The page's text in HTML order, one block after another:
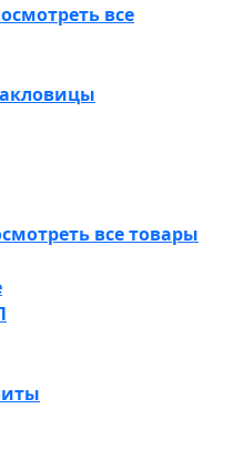
все
все товары